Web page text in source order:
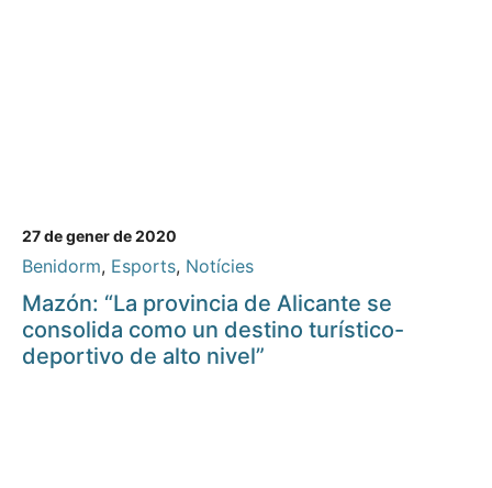
27 de gener de 2020
Benidorm, Esports, Notícies
Mazón: “La provincia de Alicante se
consolida como un destino turístico-
deportivo de alto nivel”